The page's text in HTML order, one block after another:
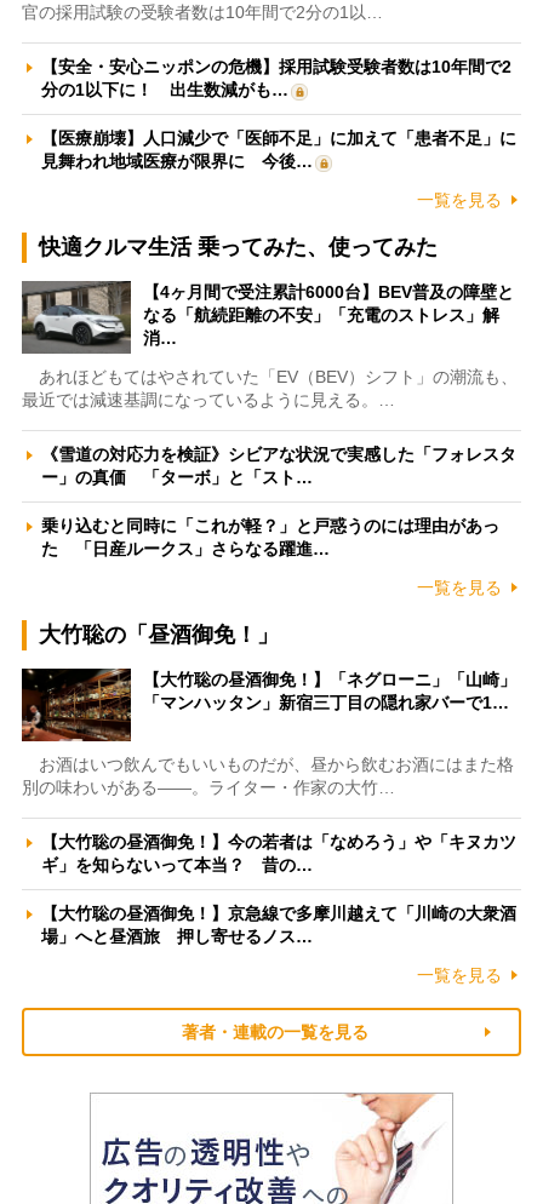
官の採用試験の受験者数は10年間で2分の1以…
【安全・安心ニッポンの危機】採用試験受験者数は10年間で2
分の1以下に！ 出生数減がも…
【医療崩壊】人口減少で「医師不足」に加えて「患者不足」に
見舞われ地域医療が限界に 今後…
一覧を見る
快適クルマ生活 乗ってみた、使ってみた
【4ヶ月間で受注累計6000台】BEV普及の障壁と
なる「航続距離の不安」「充電のストレス」解
消…
あれほどもてはやされていた「EV（BEV）シフト」の潮流も、
最近では減速基調になっているように見える。…
《雪道の対応力を検証》シビアな状況で実感した「フォレスタ
ー」の真価 「ターボ」と「スト…
乗り込むと同時に「これが軽？」と戸惑うのには理由があっ
た 「日産ルークス」さらなる躍進…
一覧を見る
大竹聡の「昼酒御免！」
【大竹聡の昼酒御免！】「ネグローニ」「山崎」
「マンハッタン」新宿三丁目の隠れ家バーで1…
お酒はいつ飲んでもいいものだが、昼から飲むお酒にはまた格
別の味わいがある――。ライター・作家の大竹…
【大竹聡の昼酒御免！】今の若者は「なめろう」や「キヌカツ
ギ」を知らないって本当？ 昔の…
【大竹聡の昼酒御免！】京急線で多摩川越えて「川崎の大衆酒
場」へと昼酒旅 押し寄せるノス…
一覧を見る
著者・連載の一覧を見る